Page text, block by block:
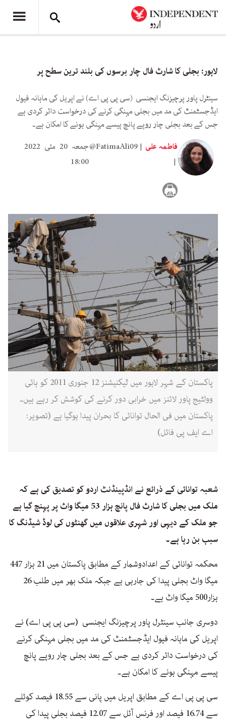
لاہور: بجلی کا شارٹ فال چار برسوں کی بلند ترین سطح پر
سینٹرل پاور پرچیزنگ ایجنسی (سی پی پی اے) نے اپریل کی ماہانہ فیول
ایڈجسٹمنٹ کی مد میں بجلی مہنگی کرنے کی درخواست دائر کردی ہے
جس کے بعد بجلی چار روپے پانچ پیسے مہنگی ہونے کا امکان ہے۔
فاطمہ علی
@FatimaAli09
جمعہ 20 مئی 2022
18:00
پاکستان کے شہر لاہور میں ٹیکنیشنز 12 جنوری 2011 کو ہائی
وولٹیج پاور لائنز میں خرابی دور کرنے کی کوشش کر رہے ہیں۔
پاکستان میں فی الحال توانائی کا بحران پیدا ہوگیا ہے (تصویر:
اے ایف پی فائل)
شعبہ توانائی کے ذرائع نے انڈپینڈنٹ اردو کو تصدیق کی ہے کہ
ملک میں بجلی کا شارٹ فال پانچ ہزار 53 میگا واٹ پر پہنچ گیا ہے
جو ملک کے دیہی اور شہری علاقوں میں گھنٹوں کی لوڈ شیڈنگ کا
سبب بن رہا ہے۔
محکمہ توانائی کے اعدادوشمار کے مطابق پاکستان میں 21 ہزار 447
میگا واٹ بجلی پیدا کی جارہی ہے جبکہ ملک بھر میں طلب 26
ہزار500 میگا واٹ ہے۔
دوسری جانب سینٹرل پاور پرچیزنگ ایجنسی (سی پی پی اے) نے
اپریل کی ماہانہ فیول ایڈجسٹمنٹ کی مد میں بجلی مہنگی کرنے
کی درخواست دائر کردی ہے جس کے بعد بجلی چار روپے پانچ
پیسے مہنگی ہونے کا امکان ہے۔
سی پی پی اے کے مطابق اپریل میں پانی سے 18.55 فیصد کوئلے
سے 16.74 فیصد اور فرنس آئل سے 12.07 فیصد بجلی پیدا کی